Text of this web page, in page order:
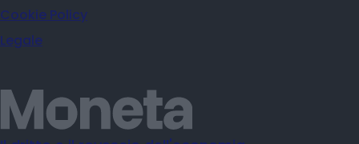
Cookie Policy
Legale